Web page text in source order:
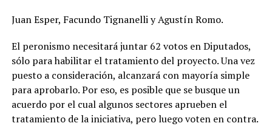
Juan Esper, Facundo Tignanelli y Agustín Romo.
El peronismo necesitará juntar 62 votos en Diputados,
sólo para habilitar el tratamiento del proyecto. Una vez
puesto a consideración, alcanzará con mayoría simple
para aprobarlo. Por eso, es posible que se busque un
acuerdo por el cual algunos sectores aprueben el
tratamiento de la iniciativa, pero luego voten en contra.